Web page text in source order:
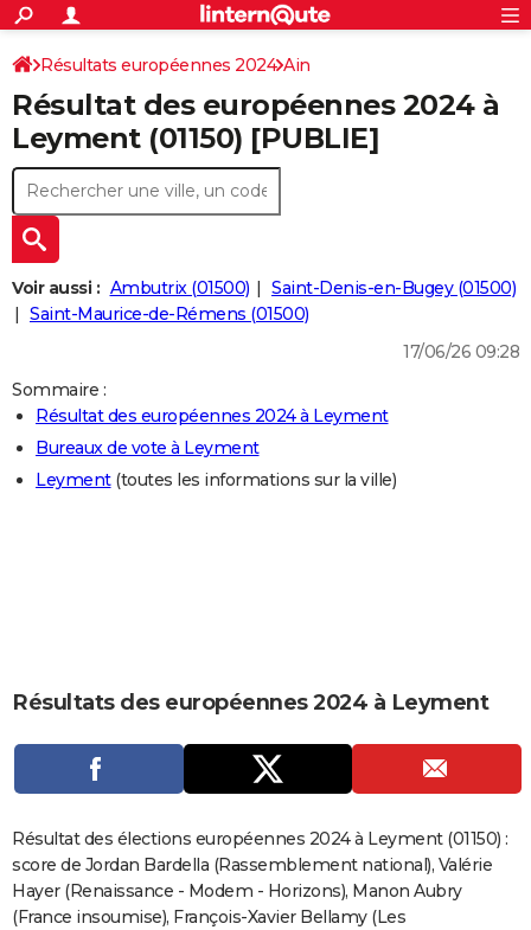
ACTUALITÉS
Politique
Société
Faits Divers
Education
Monde
Villes
+
SPORT
Coupe du monde 2026
Football
Tennis
Cyclisme
Rugby
Forum
Programme TV
TNT
Streaming
Cinéma
Sorties cinéma
Musique
+
FINANCE
Retraite
Impôts
Epargne
Immobilier
Risques naturels par ville
Banque
Assurance
Crédit
AUTO
Essais
Réserver un essai
Citadines
Berlines
SUV
Forum auto
+
HIGH-TECH
Mobiles
Meilleur smartphone
Internet
Ordinateurs
Jeux vidéo
Guide high-tech
BRICOLAGE
Guides de France
Escapades
Patrimoine
Expositions
Musées
Week-end nature
LIFESTYLE
Art de vivre
Bien-être
Loisirs
Mode
Modes de vie
CARTE DE VOEUX
Carte de Noël
Carte Bonne année
Carte Saint-Valentin
Carte Pâques
Carte d'anniversaire
DICTIONNAIRE
Dictionnaire
Biographies
Citations
Expressions
Proverbes
PROGRAMME TV
COPAINS D'AVANT
S'inscrire
Se connecter
Lycées
Collèges
Primaires
Universités
Entreprises
Service militaire
Avis de recherche
AVIS DE DÉCÈS
S'inscrire
Connexion
Résultats européennes 2024 Ain
Résultat des européennes 2024 à
Leyment (01150) [PUBLIE]
Voir aussi : Ambutrix (01500)
Saint-Denis-en-Bugey (01500)
Saint-Maurice-de-Rémens (01500)
17/06/26 09:28
Sommaire :
Résultat des européennes 2024 à Leyment
Bureaux de vote à Leyment
Leyment(toutes les informations sur la ville)
Résultats des européennes 2024 à Leyment
Résultat des élections européennes 2024 à Leyment (01150) :
score de Jordan Bardella (Rassemblement national), Valérie
Hayer (Renaissance - Modem - Horizons), Manon Aubry
(France insoumise), François-Xavier Bellamy (Les